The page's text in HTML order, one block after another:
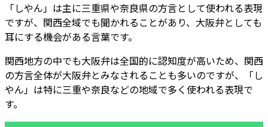
「しやん」は主に三重県や奈良県の方言として使われる表現
ですが、関西全域でも聞かれることがあり、大阪弁としても
耳にする機会がある言葉です。
関西地方の中でも大阪弁は全国的に認知度が高いため、関西
の方言全体が大阪弁とみなされることも多いのですが、「し
やん」は特に三重や奈良などの地域で多く使われる表現で
す。